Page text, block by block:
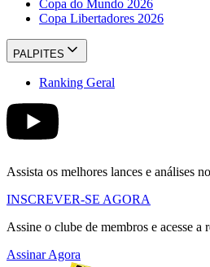
Copa do Mundo 2026
Copa Libertadores 2026
PALPITES
Ranking Geral
Assista os melhores lances e análises
INSCREVER-SE AGORA
Assine o clube de membros e acesse a
Assinar Agora